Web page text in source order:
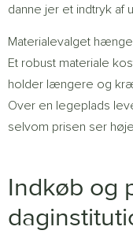
danne jer et indtryk af
Materialevalget
Et robust materiale
holder længere og
Over en legeplads
selvom prisen ser
Indkøb og